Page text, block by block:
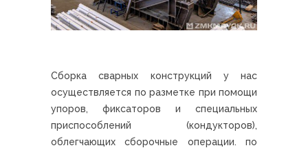
Сборка сварных конструкций у нас
осуществляется по разметке при помощи
упоров, фиксаторов и специальных
приспособлений (кондукторов),
облегчающих сборочные операции. по